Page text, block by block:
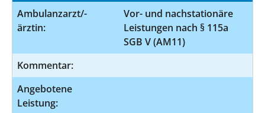
Ambulanzarzt/-
ärztin:
Vor- und nachstationäre
Leistungen nach § 115a
SGB V (AM11)
Kommentar:
Angebotene
Leistung: